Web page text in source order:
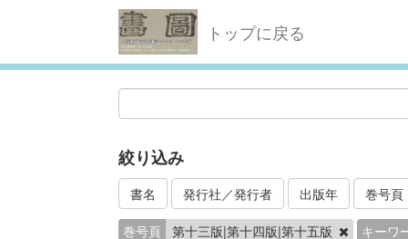
トップに戻る
絞り込み
書名 発行社／発行者 出版年 巻号頁
巻号頁 第十三版|第十四版|第十五版 キーワ